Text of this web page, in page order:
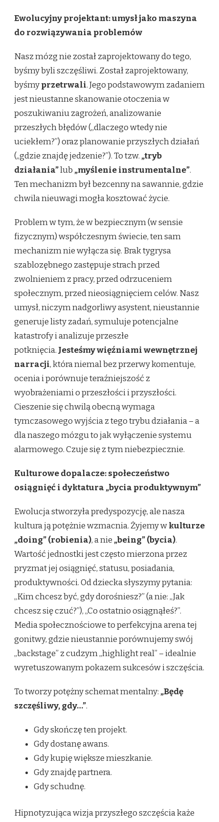
Ewolucyjny projektant: umysł jako maszyna
do rozwiązywania problemów
Nasz mózg nie został zaprojektowany do tego,
byśmy byli szczęśliwi. Został zaprojektowany,
byśmyprzetrwali. Jego podstawowym zadaniem
jest nieustanne skanowanie otoczenia w
poszukiwaniu zagrożeń, analizowanie
przeszłych błędów („dlaczego wtedy nie
uciekłem?”) oraz planowanie przyszłych działań
(„gdzie znajdę jedzenie?”). To tzw. „tryb
działania”lub „myślenie instrumentalne”.
Ten mechanizm był bezcenny na sawannie, gdzie
chwila nieuwagi mogła kosztować życie.
Problem w tym, że w bezpiecznym (w sensie
fizycznym) współczesnym świecie, ten sam
mechanizm nie wyłącza się. Brak tygrysa
szablozębnego zastępuje strach przed
zwolnieniem z pracy, przed odrzuceniem
społecznym, przed nieosiągnięciem celów. Nasz
umysł, niczym nadgorliwy asystent, nieustannie
generuje listy zadań, symuluje potencjalne
katastrofy i analizuje przeszłe
potknięcia. Jesteśmy więźniami wewnętrznej
narracji, która niemal bez przerwy komentuje,
ocenia i porównuje teraźniejszość z
wyobrażeniami o przeszłości i przyszłości.
Cieszenie się chwilą obecną wymaga
tymczasowego wyjścia z tego trybu działania – a
dla naszego mózgu to jak wyłączenie systemu
alarmowego. Czuje się z tym niebezpiecznie.
Kulturowe dopalacze: społeczeństwo
osiągnięć i dyktatura „bycia produktywnym”
Ewolucja stworzyła predyspozycję, ale nasza
kultura ją potężnie wzmacnia. Żyjemy wkulturze
„doing” (robienia), a nie „being” (bycia).
Wartość jednostki jest często mierzona przez
pryzmat jej osiągnięć, statusu, posiadania,
produktywności. Od dziecka słyszymy pytania:
„Kim chcesz być, gdy dorośniesz?” (a nie: „Jak
chcesz się czuć?”), „Co ostatnio osiągnąłeś?”.
Media społecznościowe to perfekcyjna arena tej
gonitwy, gdzie nieustannie porównujemy swój
„backstage” z cudzym „highlight real” – idealnie
wyretuszowanym pokazem sukcesów i szczęścia.
To tworzy potężny schemat mentalny: „Będę
szczęśliwy, gdy…”.
Gdy skończę ten projekt.
Gdy dostanę awans.
Gdy kupię większe mieszkanie.
Gdy znajdę partnera.
Gdy schudnę.
Hipnotyzująca wizja przyszłego szczęścia każe